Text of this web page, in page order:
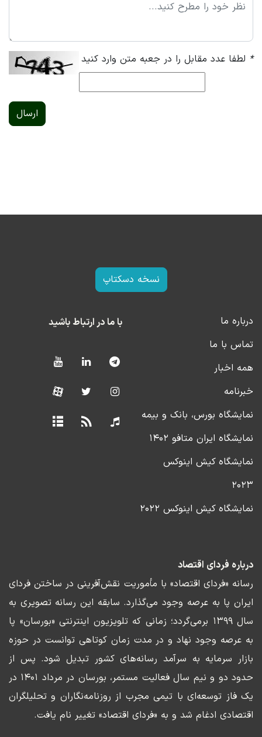
* لطفا عدد مقابل را در جعبه متن وارد کنید
ارسال
نسخه دسکتاپ
درباره ما
تماس با ما
همه اخبار
خبرنامه
نمایشگاه بورس، بانک و بیمه
نمایشگاه ایران متافو ۱۴۰۲
نمایشگاه کیش اینوکس
۲۰۲۳
نمایشگاه کیش اینوکس ۲۰۲۲
با ما در ارتباط باشید
درباره فردای اقتصاد
رسانه «فردای اقتصاد» با مأموریت نقش‌آفرینی در ساختن فردای
ایران پا به عرصه وجود می‌گذارد. سابقه این رسانه تصویری به
سال ۱۳۹۹ برمی‌گردد؛ زمانی که تلویزیون اینترنتی «بورسان» پا
به عرصه وجود نهاد و در مدت زمان کوتاهی توانست در حوزه
بازار سرمایه به سرآمد رسانه‌های کشور تبدیل شود. پس از
حدود دو و نیم سال فعالیت مستمر، بورسان در مرداد ۱۴۰۱ در
یک فاز توسعه‌ای با تیمی مجرب از روزنامه‌نگاران و تحلیلگران
اقتصادی ادغام شد و به «فردای اقتصاد» تغییر نام یافت.